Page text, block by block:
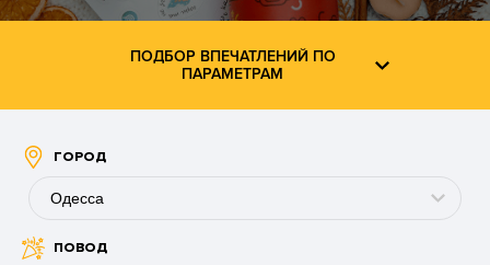
ПОДБОР ВПЕЧАТЛЕНИЙ ПО
ПАРАМЕТРАМ
ГОРОД
Одесса
Буковель
ПОВОД